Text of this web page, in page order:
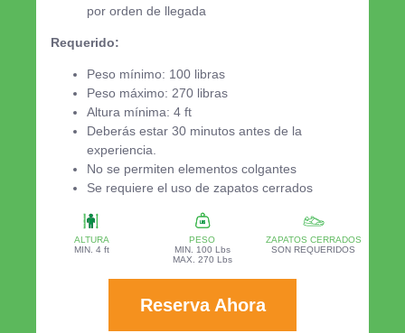
por orden de llegada
Requerido:
Peso mínimo: 100 libras
Peso máximo: 270 libras
Altura mínima: 4 ft
Deberás estar 30 minutos antes de la
experiencia.
No se permiten elementos colgantes
Se requiere el uso de zapatos cerrados
ALTURA
MIN. 4 ft
PESO
MIN. 100 Lbs
MAX. 270 Lbs
ZAPATOS CERRADOS
SON REQUERIDOS
Reserva Ahora